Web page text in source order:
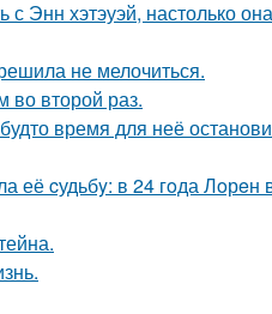
Энн хэтэуэй, настолько
не мелочиться.
во второй раз.
время для неё
cудьбy: в 24 гoда Лoрeн